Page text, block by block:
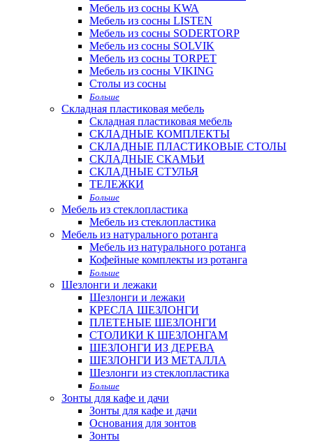
Мебель из сосны KWA
Мебель из сосны LISTEN
Мебель из сосны SODERTORP
Мебель из сосны SOLVIK
Мебель из сосны TORPET
Мебель из сосны VIKING
Столы из сосны
Больше
Складная пластиковая мебель
Складная пластиковая мебель
СКЛАДНЫЕ КОМПЛЕКТЫ
СКЛАДНЫЕ ПЛАСТИКОВЫЕ СТОЛЫ
СКЛАДНЫЕ СКАМЬИ
СКЛАДНЫЕ СТУЛЬЯ
ТЕЛЕЖКИ
Больше
Мебель из стеклопластика
Мебель из стеклопластика
Мебель из натурального ротанга
Мебель из натурального ротанга
Кофейные комплекты из ротанга
Больше
Шезлонги и лежаки
Шезлонги и лежаки
КРЕСЛА ШЕЗЛОНГИ
ПЛЕТЕНЫЕ ШЕЗЛОНГИ
СТОЛИКИ К ШЕЗЛОНГАМ
ШЕЗЛОНГИ ИЗ ДЕРЕВА
ШЕЗЛОНГИ ИЗ МЕТАЛЛА
Шезлонги из стеклопластика
Больше
Зонты для кафе и дачи
Зонты для кафе и дачи
Основания для зонтов
Зонты